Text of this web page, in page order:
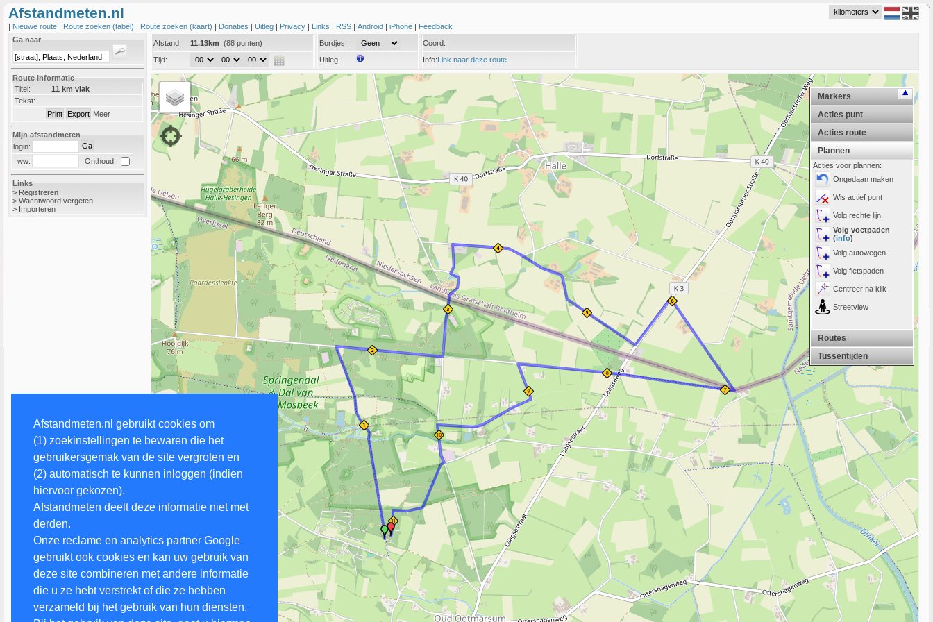
Afstandmeten.nl gebruikt cookies om
(1) zoekinstellingen te bewaren die het
gebruikersgemak van de site vergroten en
(2) automatisch te kunnen inloggen (indien
hiervoor gekozen).
Afstandmeten deelt deze informatie niet met
derden.
Onze reclame en analytics partner Google
gebruikt ook cookies en kan uw gebruik van
deze site combineren met andere informatie
die u ze hebt verstrekt of die ze hebben
verzameld bij het gebruik van hun diensten.
Afstandmeten.nl
| Nieuwe route | Route zoeken (tabel) | Route zoeken (kaart) | Donaties | Uitleg | Privacy | Links | RSS | Android | iPhone | Feedback
Ga naar
Route informatie
Titel:
11 km vlak
Tekst:
Meer
Mijn afstandmeten
login:
ww:
Onthoud:
Links
> Registreren
> Wachtwoord vergeten
> Importeren
Afstand: 11.13km
(88 punten)
Tijd:
Bordjes:
Uitleg:
Coord:
Info:Link naar deze route
Markers
Acties punt
Acties route
Plannen
Acties voor plannen:
Ongedaan maken
Wis actief punt
Volg rechte lijn
Volg voetpaden
(info)
Volg autowegen
Volg fietspaden
Centreer na klik
Streetview
Routes
Tussentijden